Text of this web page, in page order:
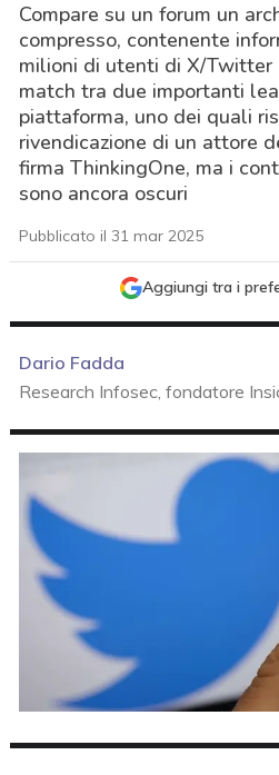
Compare su un forum un
compresso, contenente
milioni di utenti di X/
match tra due importanti
piattaforma, uno dei quali
rivendicazione di un attore
firma ThinkingOne, ma i
sono ancora oscuri
Pubblicato il 31 mar 2025
Aggiungi tra i
Dario Fadda
Research Infosec, fondatore